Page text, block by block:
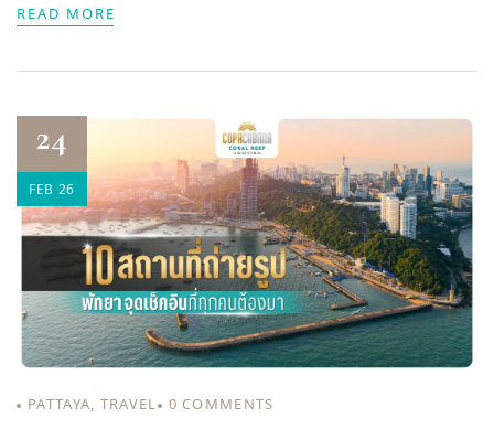
READ MORE
24
FEB 26
PATTAYA, TRAVEL 0 COMMENTS